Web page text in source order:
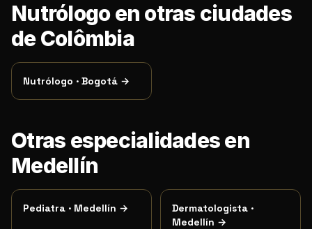
Nutrólogo en otras ciudades
de Colômbia
Nutrólogo · Bogotá →
Otras especialidades en
Medellín
Pediatra · Medellín → Dermatologista ·
Medellín →